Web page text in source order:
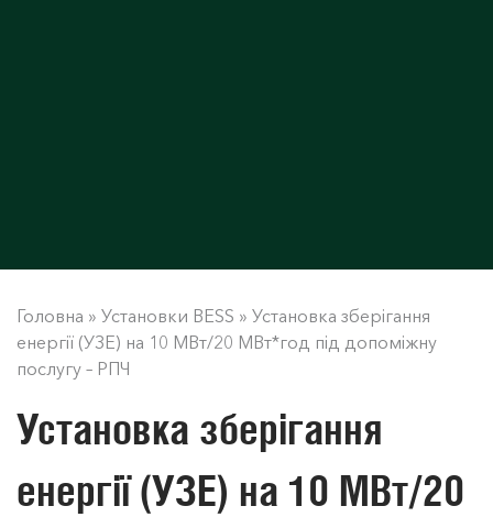
Головна » Установки BESS » Установка зберігання
енергії (УЗЕ) на 10 МВт/20 МВт*год під допоміжну
послугу – РПЧ
Установка зберігання
енергії (УЗЕ) на 10 МВт/20